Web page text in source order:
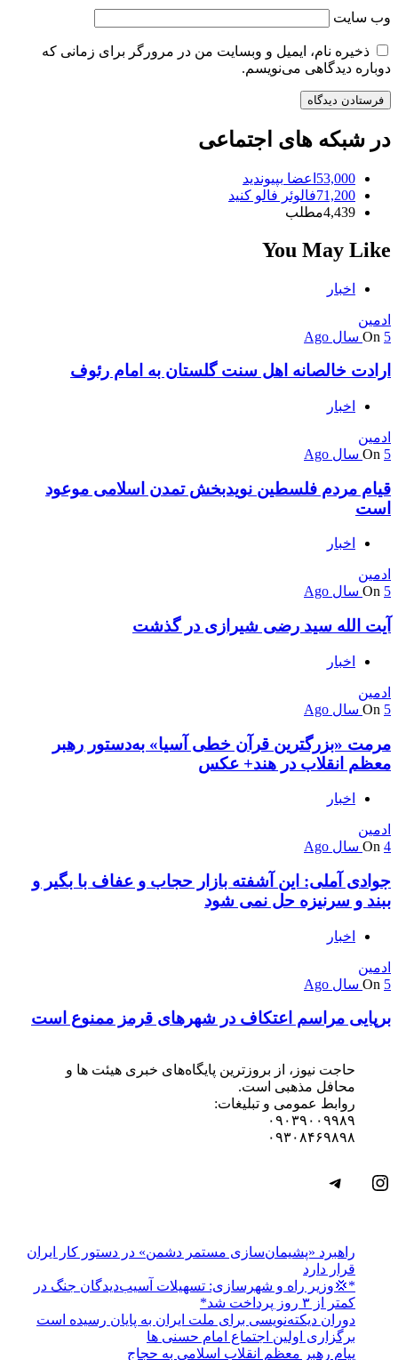
وب‌ سایت
ذخیره نام، ایمیل و وبسایت من در مرورگر برای زمانی که
دوباره دیدگاهی می‌نویسم.
در شبکه های اجتماعی
53,000 اعضا بپیوندید
71,200فالوئر فالو کنید
4,439مطلب
You May Like
اخبار
ادمین
On 5 سال Ago
ارادت خالصانه اهل سنت گلستان به امام رئوف
اخبار
ادمین
On 5 سال Ago
قیام مردم فلسطین نویدبخش تمدن اسلامی موعود
است
اخبار
ادمین
On 5 سال Ago
آیت الله سید رضی شیرازی در گذشت
اخبار
ادمین
On 5 سال Ago
مرمت «بزرگترین قرآن خطی آسیا» به‌دستور رهبر
معظم انقلاب در هند+ عکس
اخبار
ادمین
On 4 سال Ago
جوادی آملی: این آشفته بازار حجاب و عفاف با بگیر و
ببند و سرنیزه حل نمی شود
اخبار
ادمین
On 5 سال Ago
برپایی مراسم اعتکاف در شهرهای قرمز ممنوع است
حاجت نیوز، از بروزترین پایگاه‌های خبری هیئت ها و
محافل مذهبی است.
روابط عمومی و تبلیغات:
۰۹۰۳۹۰۰۹۹۸۹
۰۹۳۰۸۴۶۹۸۹۸
اینستاگرم
تلگرام
راهبرد «پشیمان‌سازی مستمر دشمن» در دستور کار ایران
قرار دارد
*💢وزیر راه و شهرسازی: تسهیلات آسیب‌دیدگان جنگ در
کمتر از ۳ روز پرداخت شد*
دوران دیکته‌نویسی برای ملت ایران به پایان رسیده است
برگزاری اولین اجتماع امام حسنی ها
پیام رهبر معظم انقلاب اسلامی به حجاج